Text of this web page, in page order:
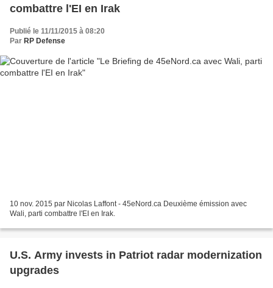
combattre l'EI en Irak
Publié le 11/11/2015 à 08:20
Par RP Defense
10 nov. 2015 par Nicolas Laffont - 45eNord.ca Deuxième émission avec
Wali, parti combattre l'EI en Irak.
U.S. Army invests in Patriot radar modernization
upgrades